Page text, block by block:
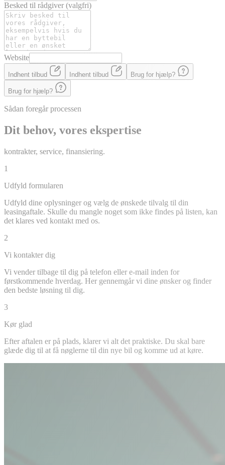
Besked til rådgiver (valgfri)
Website
Indhent tilbud Indhent tilbud Brug for hjælp?
Brug for hjælp?
Sådan foregår processen
Dit behov, vores ekspertise
kontrakter, service, finansiering.
1
Udfyld formularen
Udfyld dine oplysninger og vælg de ønskede tilvalg til din
leasingaftale. Skulle du mangle noget som ikke findes på listen, kan
det klares ved kontakt med os.
2
Vi kontakter dig
Vi vender tilbage til dig på telefon eller e-mail inden for
førstkommende hverdag. Her gennemgår vi dine ønsker og finder
den bedste løsning til dig.
3
Kør glad
Efter aftalen er på plads, klarer vi alt det praktiske. Du skal bare
glæde dig til at få nøglerne til din nye bil og komme ud at køre.